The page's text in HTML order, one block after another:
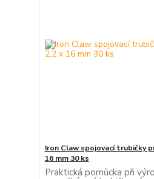
Iron Claw spojovací trubičky
16 mm 30 ks
Praktická pomůcka při